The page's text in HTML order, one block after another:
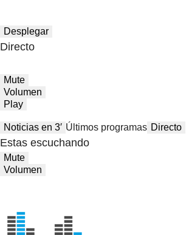
Desplegar
Directo
Mute
Volumen
Play
Noticias en 3′ Últimos programas Directo
Estas escuchando
Mute
Volumen